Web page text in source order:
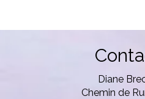
Diane
Chemin de